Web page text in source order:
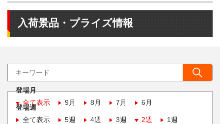
入荷景品・プライズ情報
登場月
全て表示
9月 8月 7月 6月
登場週
全て表示
5週 4週 3週 2週 1週